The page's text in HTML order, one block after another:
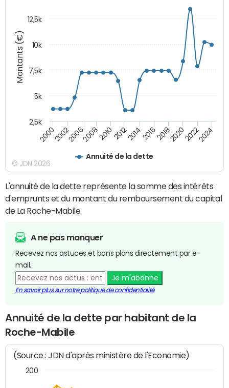
Montants (€)
Annuité de la dette
200020022006200820102012201420162018202020222024
2,5k
5k
7,5k
10k
12,5k
© JDN 2026
L'annuité de la dette représente la somme des intérêts
d'emprunts et du montant du remboursement du capital
de La Roche-Mabile.
A ne pas manquer
Recevez nos astuces et bons plans directement par e-
mail.
Je m'abonne
En savoir plus sur notre politique de confidentialité
Annuité de la dette par habitant de la
Roche-Mabile
(Source : JDN d'après ministère de l'Economie)
200